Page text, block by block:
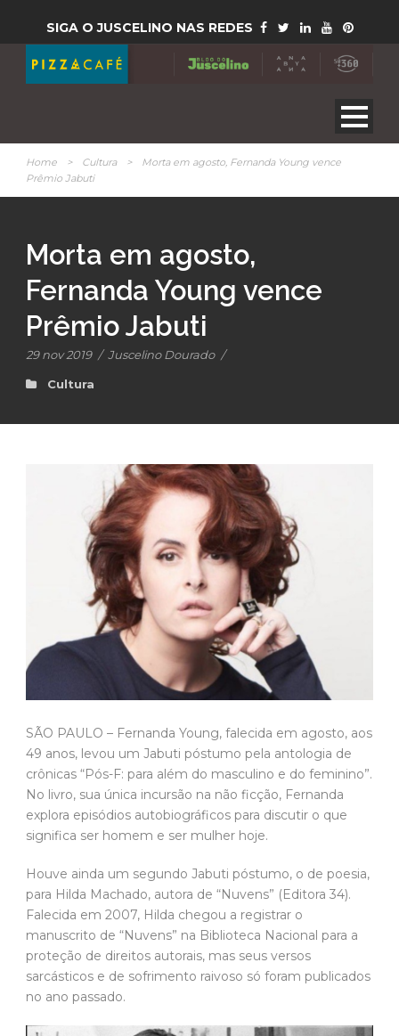
SIGA O JUSCELINO NAS REDES
Home > Cultura >
Morta em agosto, Fernanda Young vence
Prêmio Jabuti
Morta em agosto,
Fernanda Young vence
Prêmio Jabuti
29 nov 2019 / Juscelino Dourado /
Cultura
SÃO PAULO – Fernanda Young, falecida em agosto, aos
49 anos, levou um Jabuti póstumo pela antologia de
crônicas “Pós-F: para além do masculino e do feminino”.
No livro, sua única incursão na não ficção, Fernanda
explora episódios autobiográficos para discutir o que
significa ser homem e ser mulher hoje.
Houve ainda um segundo Jabuti póstumo, o de poesia,
para Hilda Machado, autora de “Nuvens” (Editora 34).
Falecida em 2007, Hilda chegou a registrar o
manuscrito de “Nuvens” na Biblioteca Nacional para a
proteção de direitos autorais, mas seus versos
sarcásticos e de sofrimento raivoso só foram publicados
no ano passado.